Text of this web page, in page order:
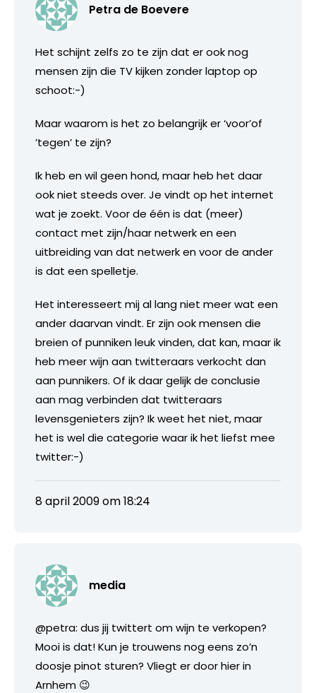
Petra de Boevere
Het schijnt zelfs zo te zijn dat er ook nog
mensen zijn die TV kijken zonder laptop op
schoot:-)
Maar waarom is het zo belangrijk er ‘voor’of
’tegen’ te zijn?
Ik heb en wil geen hond, maar heb het daar
ook niet steeds over. Je vindt op het internet
wat je zoekt. Voor de één is dat (meer)
contact met zijn/haar netwerk en een
uitbreiding van dat netwerk en voor de ander
is dat een spelletje.
Het interesseert mij al lang niet meer wat een
ander daarvan vindt. Er zijn ook mensen die
breien of punniken leuk vinden, dat kan, maar ik
heb meer wijn aan twitteraars verkocht dan
aan punnikers. Of ik daar gelijk de conclusie
aan mag verbinden dat twitteraars
levensgenieters zijn? Ik weet het niet, maar
het is wel die categorie waar ik het liefst mee
twitter:-)
8 april 2009 om 18:24
media
@petra: dus jij twittert om wijn te verkopen?
Mooi is dat! Kun je trouwens nog eens zo’n
doosje pinot sturen? Vliegt er door hier in
Arnhem 😉